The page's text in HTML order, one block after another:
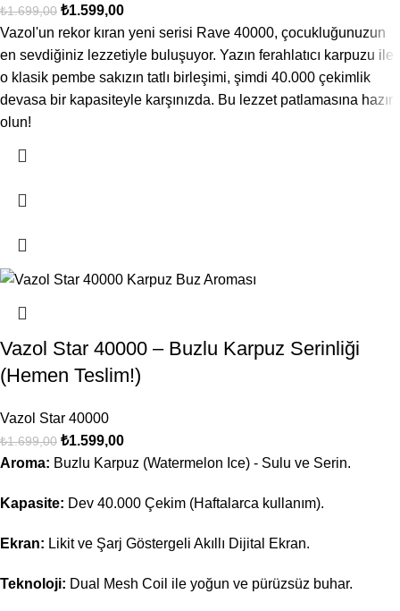
₺1.699,00 ₺1.599,00
Vazol'un rekor kıran yeni serisi Rave 40000, çocukluğunuzun
en sevdiğiniz lezzetiyle buluşuyor. Yazın ferahlatıcı karpuzu ile
o klasik pembe sakızın tatlı birleşimi, şimdi 40.000 çekimlik
devasa bir kapasiteyle karşınızda. Bu lezzet patlamasına hazır
olun!
Vazol Star 40000 – Buzlu Karpuz Serinliği
(Hemen Teslim!)
Vazol Star 40000
₺1.699,00 ₺1.599,00
Aroma: Buzlu Karpuz (Watermelon Ice) - Sulu ve Serin.
Kapasite: Dev 40.000 Çekim (Haftalarca kullanım).
Ekran: Likit ve Şarj Göstergeli Akıllı Dijital Ekran.
Teknoloji: Dual Mesh Coil ile yoğun ve pürüzsüz buhar.